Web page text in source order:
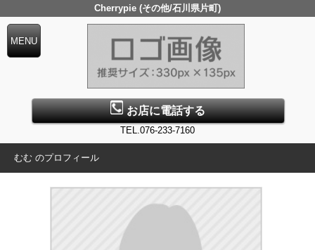
Cherrypie (その他/石川県片町)
お店に電話する
TEL.076-233-7160
むむ のプロフィール